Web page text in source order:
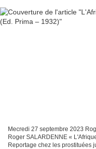
Mecredi 27 septembre 2023
Roger SALARDENNE «
Reportage chez les prostituées